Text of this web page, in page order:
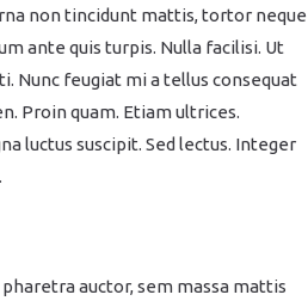
non tincidunt mattis, tortor neque
ante quis turpis. Nulla facilisi. Ut
Nunc feugiat mi a tellus consequat
Proin quam. Etiam ultrices.
luctus suscipit. Sed lectus. Integer
auctor, sem massa mattis